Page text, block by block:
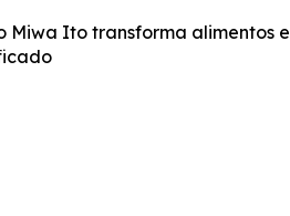
Miwa Ito transforma alimentos